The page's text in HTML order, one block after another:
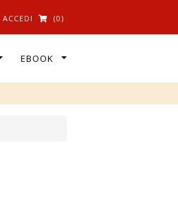
ACCEDI (0)
EBOOK